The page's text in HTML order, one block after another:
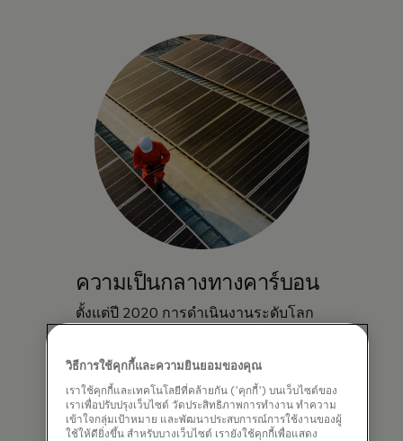
ความเป็นกลางทางคาร์บอน
ตั้งแต่ปี 2020 การดำเนินงานระดับโลก
วิธีการใช้คุกกี้และความยินยอมของคุณ
เราใช้คุกกี้และเทคโนโลยีที่คล้ายกัน ('คุกกี้') บนเว็บไซต์ของ
เราเพื่อปรับปรุงเว็บไซต์ วัดประสิทธิภาพการทำงาน ทำความ
เข้าใจกลุ่มเป้าหมาย และพัฒนาประสบการณ์การใช้งานของผู้
ใช้ให้ดียิ่งขึ้น สำหรับบางเว็บไซต์ เรายังใช้คุกกี้เพื่อแสดง